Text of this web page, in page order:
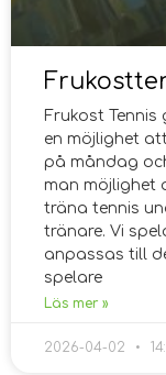
Frukost Tennis
en möjlighet
på måndag
man möjlighet
träna tennis
tränare. Vi
anpassas till
spelare
Läs mer »
2026-04-02